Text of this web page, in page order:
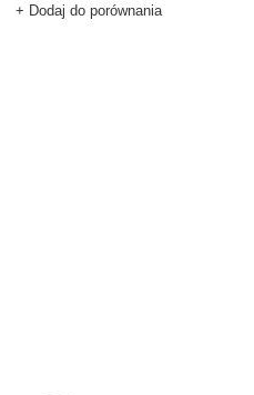
+ Dodaj do porównania